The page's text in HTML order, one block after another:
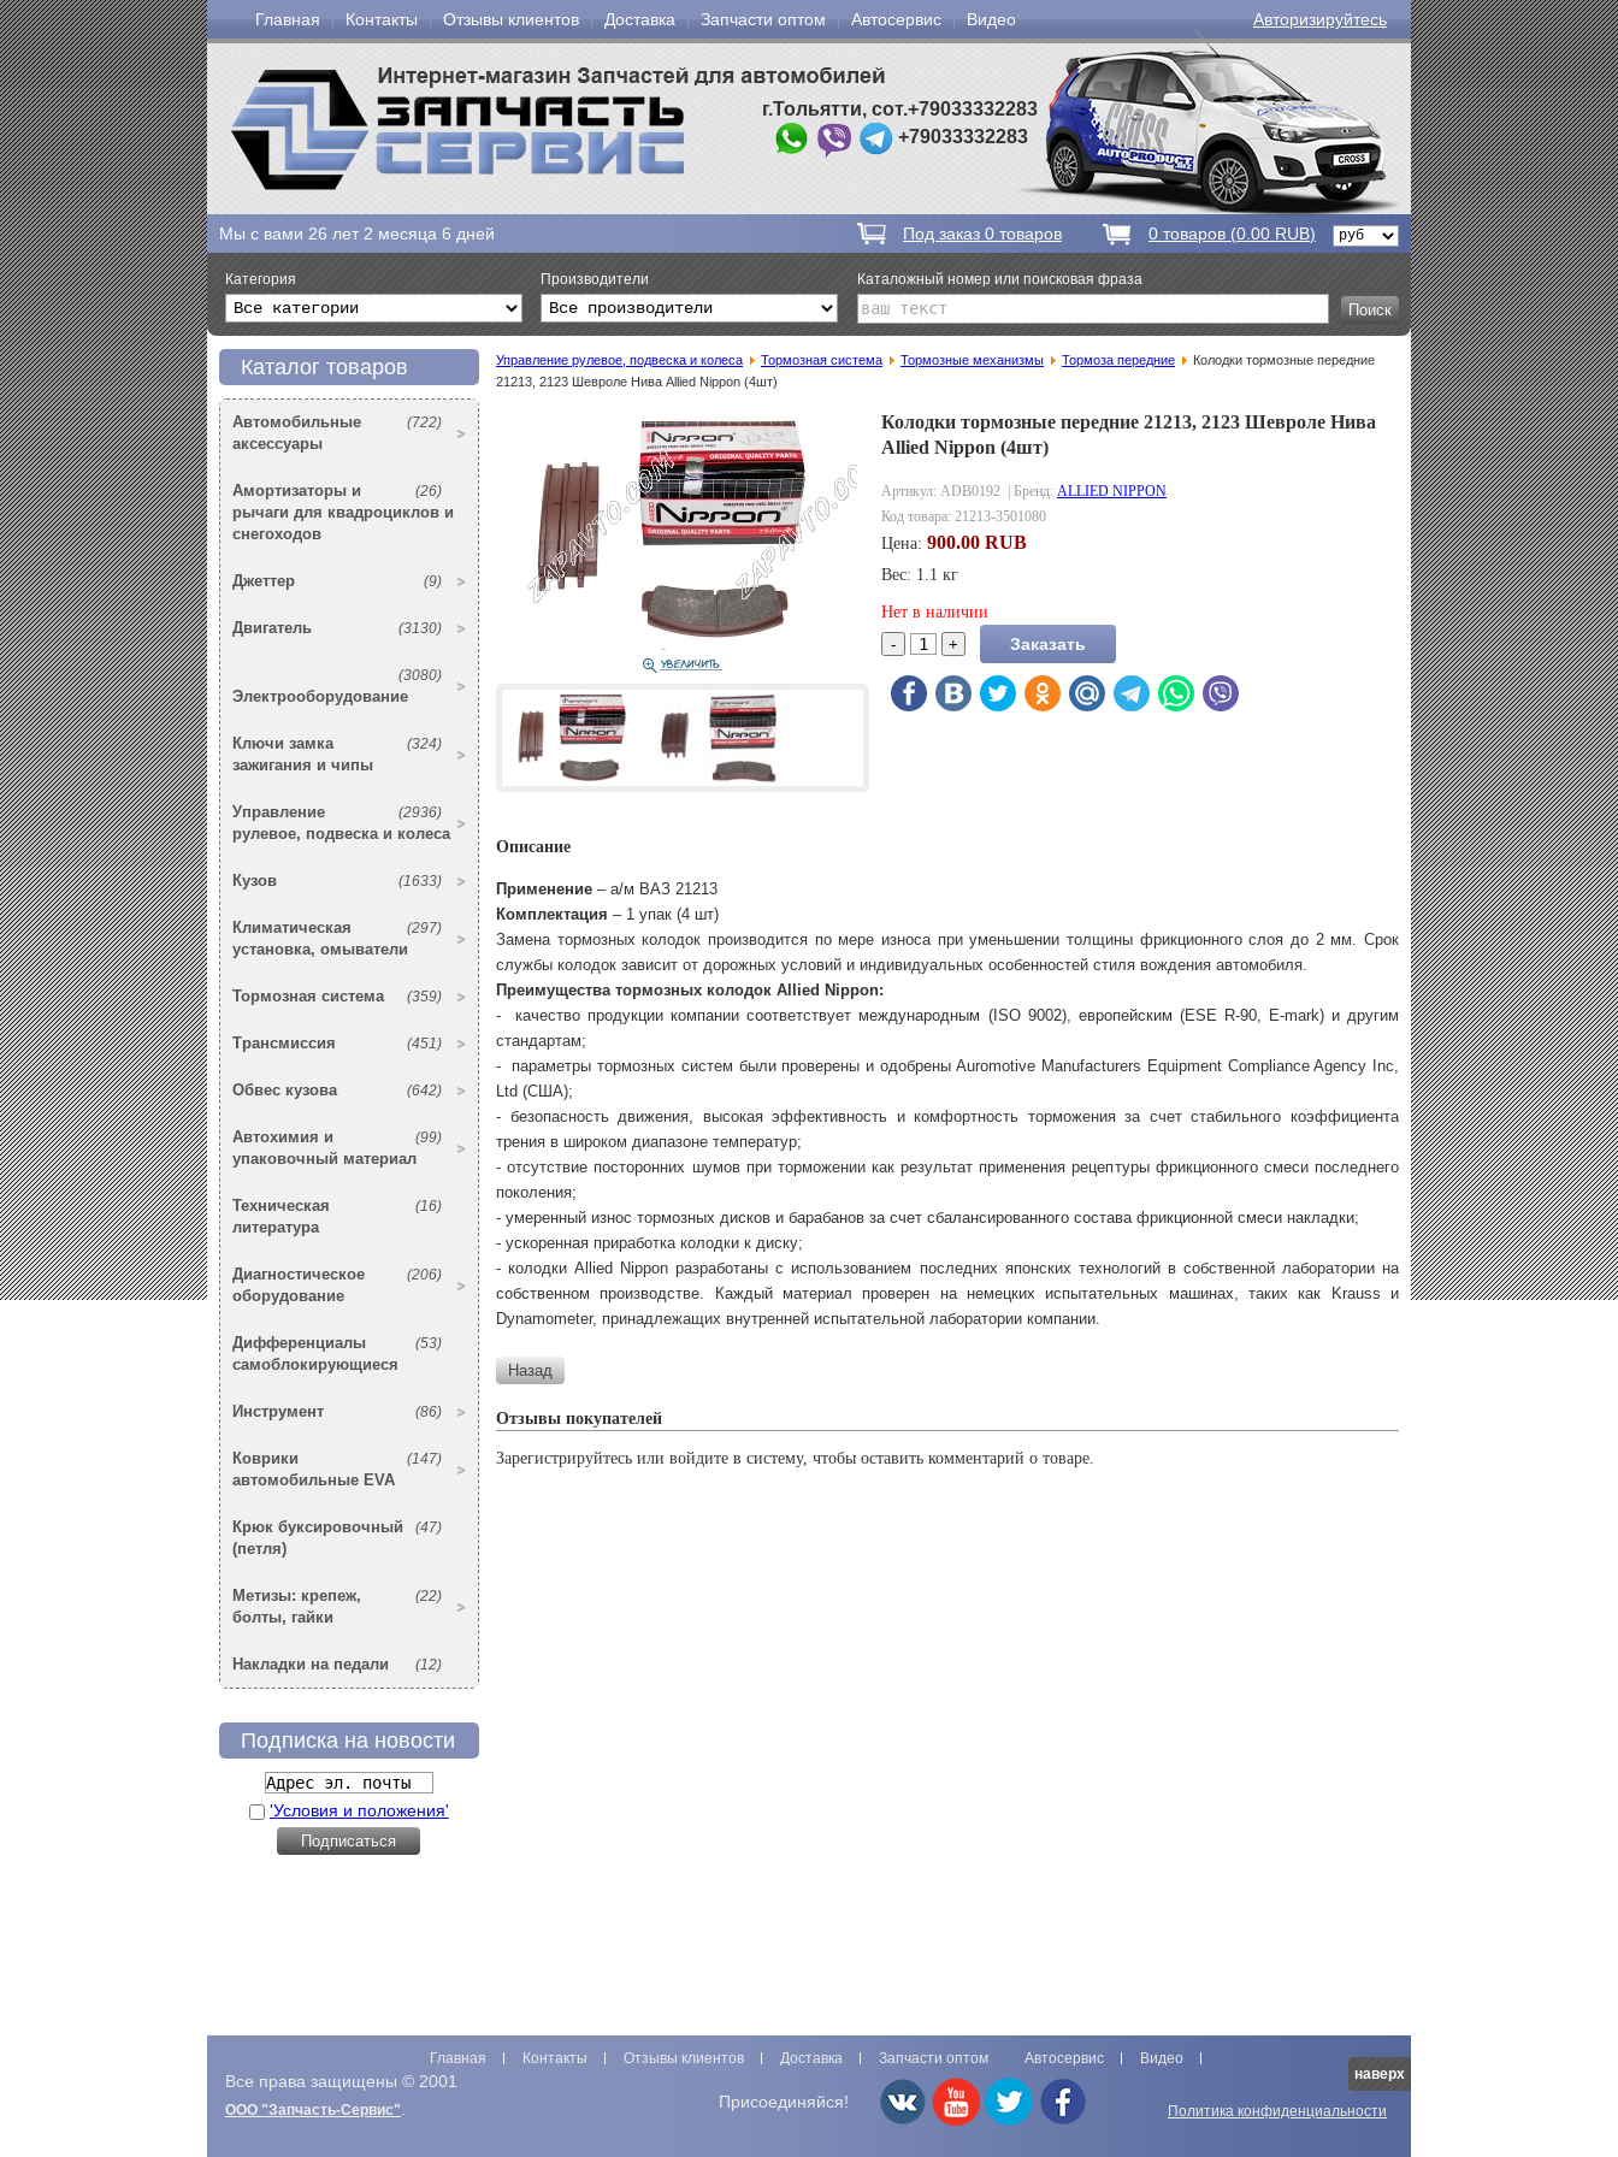
наверх
Главная Контакты Отзывы клиентов Доставка Запчасти оптом Автосервис Видео Авторизируйтесь
г.Тольятти, сот.+79033332283
+79033332283
Мы с вами 26 лет 2 месяца 6 дней Под заказ 0 товаров 0 товаров (0.00 RUB)
Категория Производители Каталожный номер или поисковая фраза
Каталог товаров
(722)
Автомобильные
аксессуары
(26)
Амортизаторы и
рычаги для квадроциклов и
снегоходов
(9)
Джеттер
(3130)
Двигатель
(3080)
Электрооборудование
(324)
Ключи замка
зажигания и чипы
(2936)
Управление
рулевое, подвеска и колеса
(1633)
Кузов
(297)
Климатическая
установка, омыватели
(359)
Тормозная система
(451)
Трансмиссия
(642)
Обвес кузова
(99)
Автохимия и
упаковочный материал
(16)
Техническая
литература
(206)
Диагностическое
оборудование
(53)
Дифференциалы
самоблокирующиеся
(86)
Инструмент
(147)
Коврики
автомобильные EVA
(47)
Крюк буксировочный
(петля)
(22)
Метизы: крепеж,
болты, гайки
(12)
Накладки на педали
Подписка на новости
'Условия и положения'
Управление рулевое, подвеска и колеса Тормозная система Тормозные механизмы Тормоза передние
Колодки тормозные передние
21213, 2123 Шевроле Нива Allied Nippon (4шт)
Колодки тормозные передние 21213, 2123 Шевроле Нива
Allied Nippon (4шт)
Артикул: ADB0192 | Бренд: ALLIED NIPPON
Код товара: 21213-3501080
Цена: 900.00 RUB
Вес: 1.1 кг
Нет в наличии
Описание
Применение – а/м ВАЗ 21213
Комплектация – 1 упак (4 шт)
Замена тормозных колодок производится по мере износа при уменьшении толщины фрикционного слоя до 2 мм. Срок
службы колодок зависит от дорожных условий и индивидуальных особенностей стиля вождения автомобиля.
Преимущества тормозных колодок Allied Nippon:
- качество продукции компании соответствует международным (ISO 9002), европейским (ESE R-90, E-mark) и другим
стандартам;
- параметры тормозных систем были проверены и одобрены Auromotive Manufacturers Equipment Compliance Agency Inc,
Ltd (США);
- безопасность движения, высокая эффективность и комфортность торможения за счет стабильного коэффициента
трения в широком диапазоне температур;
- отсутствие посторонних шумов при торможении как результат применения рецептуры фрикционного смеси последнего
поколения;
- умеренный износ тормозных дисков и барабанов за счет сбалансированного состава фрикционной смеси накладки;
- ускоренная приработка колодки к диску;
- колодки Allied Nippon разработаны с использованием последних японских технологий в собственной лаборатории на
собственном производстве. Каждый материал проверен на немецких испытательных машинах, таких как Krauss и
Dynamometer, принадлежащих внутренней испытательной лаборатории компании.
Отзывы покупателей
Зарегистрируйтесь или войдите в систему, чтобы оставить комментарий о товаре.
Главная Контакты Отзывы клиентов Доставка Запчасти оптом Автосервис Видео
Политика конфиденциальности
Все права защищены © 2001
ООО "Запчасть-Сервис" Присоединяйся!